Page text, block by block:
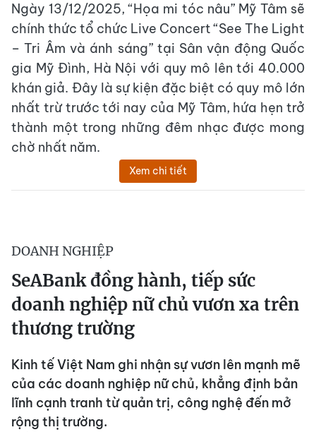
Ngày 13/12/2025, “Họa mi tóc nâu” Mỹ Tâm sẽ
chính thức tổ chức Live Concert “See The Light
– Tri Âm và ánh sáng” tại Sân vận động Quốc
gia Mỹ Đình, Hà Nội với quy mô lên tới 40.000
khán giả. Đây là sự kiện đặc biệt có quy mô lớn
nhất trừ trước tới nay của Mỹ Tâm, hứa hẹn trở
thành một trong những đêm nhạc được mong
chờ nhất năm.
Xem chi tiết
DOANH NGHIỆP
SeABank đồng hành, tiếp sức
doanh nghiệp nữ chủ vươn xa trên
thương trường
Kinh tế Việt Nam ghi nhận sự vươn lên mạnh mẽ
của các doanh nghiệp nữ chủ, khẳng định bản
lĩnh cạnh tranh từ quản trị, công nghệ đến mở
rộng thị trường.